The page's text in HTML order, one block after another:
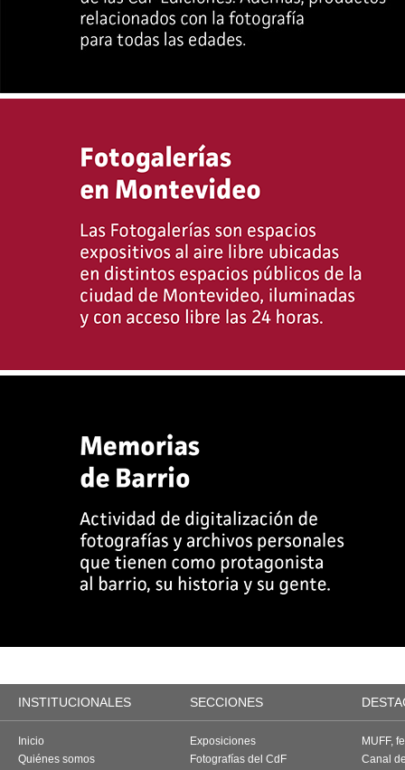
INSTITUCIONALES SECCIONES
Inicio
Quiénes somos
Exposiciones
Fotografías del CdF
MUFF,
Canal